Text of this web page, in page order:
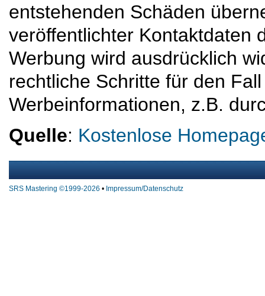
entstehenden Schäden
veröffentlichter Kontaktdaten
Werbung wird ausdrücklich
rechtliche Schritte für den
Werbeinformationen, z.B.
Quelle: Kostenlose
SRS Mastering ©1999-2026 • Impressum/Datenschutz